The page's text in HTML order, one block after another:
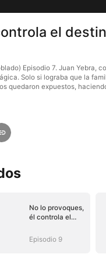
el
Episodio 7. Juan Yebra,
Solo si lograba que la
quedaron expuestos,
No lo provoques,
él controla el
Episodio 9